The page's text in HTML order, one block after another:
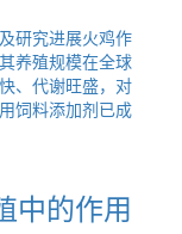
研究进展火鸡作
养殖规模在全球
、代谢旺盛，对
饲料添加剂已成
中的作用